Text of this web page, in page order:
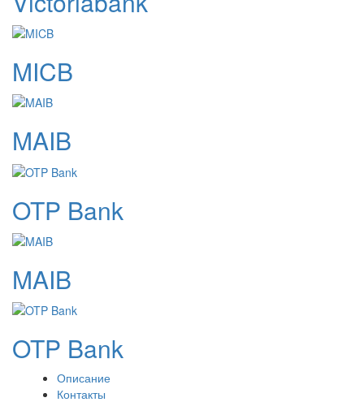
MICB
MAIB
OTP Bank
MAIB
OTP Bank
Описание
Контакты